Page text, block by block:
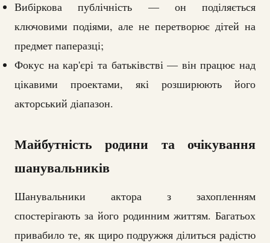
Вибіркова публічність — он поділяється
ключовими подіями, але не перетворює дітей на
предмет паперазці;
Фокус на кар'єрі та батьківстві — він працює над
цікавими проектами, які розширюють його
акторський діапазон.
Майбутність родини та очікування
шанувальників
Шанувальники актора з захопленням
спостерігають за його родинним життям. Багатьох
привабило те, як щиро подружжя ділиться радістю